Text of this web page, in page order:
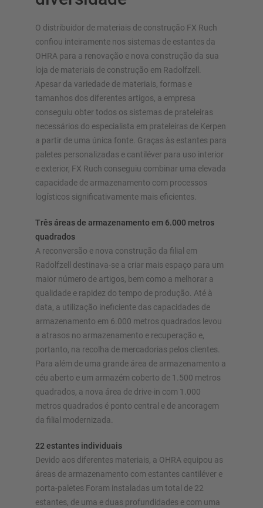
O distribuidor de materiais de construção FX Ruch
confiou inteiramente nos sistemas de estantes da
OHRA para a renovação e nova construção da sua
loja de materiais de construção em Radolfzell.
Apesar da variedade de materiais, formas e
tamanhos dos diferentes artigos, a empresa
conseguiu obter todos os sistemas de prateleiras
necessários do especialista em prateleiras de Kerpen
a partir de uma única fonte. Graças às estantes para
paletes personalizadas e cantiléver para uso interior
e exterior, FX Ruch conseguiu combinar uma elevada
capacidade de armazenamento com processos
logísticos significativamente mais eficientes.
Três áreas de armazenamento em 6.000 metros
quadrados
A reconversão e nova construção da filial em
Radolfzell destinava-se a criar mais espaço para um
maior número de artigos, bem como a melhorar a
qualidade e rapidez do tempo de produção. Até à
data, a utilização ineficiente das capacidades de
armazenamento em 6.000 metros quadrados levou
a atrasos no armazenamento e recuperação e,
portanto, na recolha de mercadorias pelos clientes.
Para além de uma grande área de armazenamento a
céu aberto e um armazém coberto de 1.500 metros
quadrados, a nova área de drive-in com 1.000
metros quadrados é ponto central e de ancoragem
da filial modernizada.
22 estantes individuais
Devido aos diferentes materiais, a OHRA equipou as
áreas de armazenamento com estantes cantiléver e
porta-paletes Foram instaladas um total de 22
estantes, de uma e duas profundidades e com uma
SISTEMAS DE ARMAZÉM
Estante para paletes
Estantes móveis
Sistemas de almacenamiento automatizado
Nave autoportante
Plataforma
Sistemas de estantes vertical
Planeie o seu sistema de estantes individualmente com os
nossos configuradores – incluindo pedido direto
Configurar estante agora